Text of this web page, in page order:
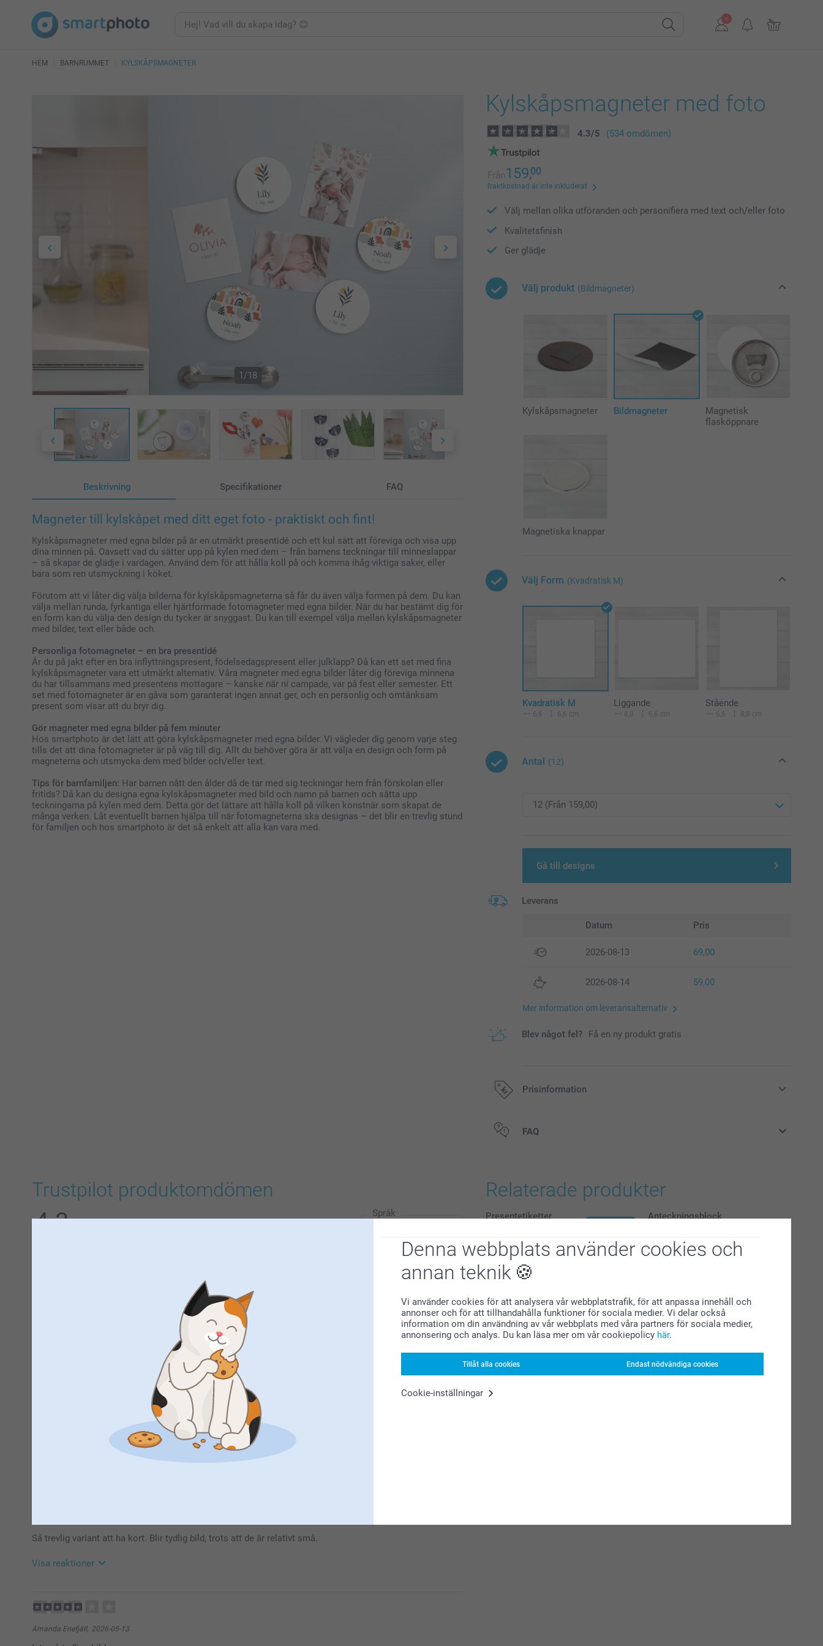
Denna webbplats använder cookies och
annan teknik
Vi använder cookies för att analysera vår webbplatstrafik, för att anpassa innehåll och
annonser och för att tillhandahålla funktioner för sociala medier. Vi delar också
information om din användning av vår webbplats med våra partners för sociala medier,
annonsering och analys. Du kan läsa mer om vår cookiepolicy här.
Tillåt alla cookies Endast nödvändiga cookies
Cookie-inställningar
HEM BARNRUMMET KYLSKÅPSMAGNETER
1/18
Beskrivning Specifikationer FAQ
Magneter till kylskåpet med ditt eget foto - praktiskt och fint!
Kylskåpsmagneter med egna bilder på är en utmärkt presentidé och ett kul sätt att föreviga och visa upp
dina minnen på. Oavsett vad du sätter upp på kylen med dem – från barnens teckningar till minneslappar
– så skapar de glädje i vardagen. Använd dem för att hålla koll på och komma ihåg viktiga saker, eller
bara som ren utsmyckning i köket.
Förutom att vi låter dig välja bilderna för kylskåpsmagneterna så får du även välja formen på dem. Du kan
välja mellan runda, fyrkantiga eller hjärtformade fotomagneter med egna bilder. När du har bestämt dig för
en form kan du välja den design du tycker är snyggast. Du kan till exempel välja mellan kylskåpsmagneter
med bilder, text eller både och.
Personliga fotomagneter – en bra presentidé
Är du på jakt efter en bra inflyttningspresent, födelsedagspresent eller julklapp? Då kan ett set med fina
kylskåpsmagneter vara ett utmärkt alternativ. Våra magneter med egna bilder låter dig föreviga minnena
du har tillsammans med presentens mottagare – kanske när ni campade, var på fest eller semester. Ett
set med fotomagneter är en gåva som garanterat ingen annat ger, och en personlig och omtänksam
present som visar att du bryr dig.
Gör magneter med egna bilder på fem minuter
Hos smartphoto är det lätt att göra kylskåpsmagneter med egna bilder. Vi vägleder dig genom varje steg
tills det att dina fotomagneter är på väg till dig. Allt du behöver göra är att välja en design och form på
magneterna och utsmycka dem med bilder och/eller text.
Tips för barnfamiljen: Har barnen nått den ålder då de tar med sig teckningar hem från förskolan eller
fritids? Då kan du designa egna kylskåpsmagneter med bild och namn på barnen och sätta upp
teckningarna på kylen med dem. Detta gör det lättare att hålla koll på vilken konstnär som skapat de
många verken. Låt eventuellt barnen hjälpa till när fotomagneterna ska designas – det blir en trevlig stund
för familjen och hos smartphoto är det så enkelt att alla kan vara med.
Kylskåpsmagneter med foto
4.3/5 (534 omdömen)
Från159,00
fraktkostnad är inte inkluderat
Välj mellan olika utföranden och personifiera med text och/eller foto
Kvalitetsfinish
Ger glädje
Välj produkt (Bildmagneter)
Kylskåpsmagneter Bildmagneter
Magnetisk
flasköppnare
Magnetiska knappar
Välj Form (Kvadratisk M)
Kvadratisk M
6,6 6,6 cm
Liggande
8,8 6,6 cm
Stående
6,6 8,8 cm
Antal (12)
Gå till designs
Leverans
Datum Pris
2026-08-13 69,00
2026-08-14 59,00
Mer information om leveransalternativ
Blev något fel? Få en ny produkt gratis
Prisinformation
Alla priser är i svenska kronor (SEK), inklusive moms och exklusive porto.
FAQ
Trustpilot produktomdömen
4.3 Språk
81
41
29
35
Ha en fin sommar!
Miia @smartphoto
Så trevlig variant att ha kort. Blir tydlig bild, trots att de är relativt små.
Visa reaktioner
10:29
Stort tack för ⭐️⭐️⭐️⭐️⭐️ och omdöme, kul att du är nöjd med dina personliga magneter, jag hoppas
Amanda Enefjäll, 2026-05-13
Relaterade produkter
Presentetiketter
Från 89,00
(18 omdömen)
Anteckningsblock
(12 omdömen)
149,00
(58 omdömen)
2 varianter
Från 319,00
(177 omdömen)